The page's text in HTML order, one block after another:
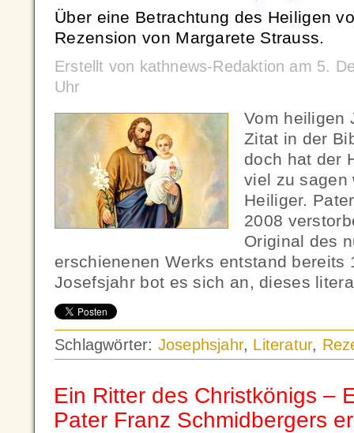
Über eine Betrachtung des Heiligen
Rezension von Margarete Strauss.
Erstellt von kathnews-Redaktion am 5.
Uhr
Vom heiligen
Zitat in der
doch hat der
viel zu sagen
Heiliger.
2008
Original des
erschienenen Werks entstand bereits
Josefsjahr bot es sich an, dieses
Schlagwörter: Josephsjahr, Literatur,
Ein Ritter des Christkönigs –
Pater Franz Schmidbergers